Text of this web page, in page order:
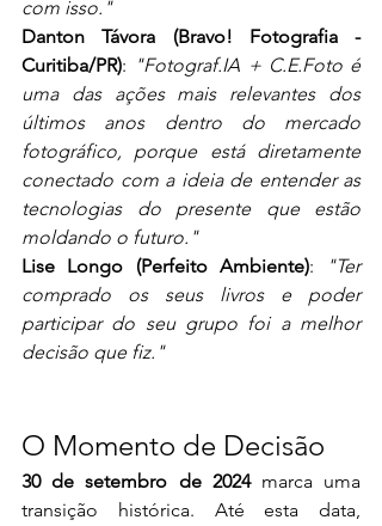
com isso."
Danton Távora (Bravo! Fotografia -
Curitiba/PR): "Fotograf.IA + C.E.Foto é
uma das ações mais relevantes dos
últimos anos dentro do mercado
fotográfico, porque está diretamente
conectado com a ideia de entender as
tecnologias do presente que estão
moldando o futuro."
Lise Longo (Perfeito Ambiente):
"Ter
comprado os seus livros e poder
participar do seu grupo foi a melhor
decisão que fiz."
O Momento de Decisão
30 de setembro de 2024 marca uma
transição histórica. Até esta data,